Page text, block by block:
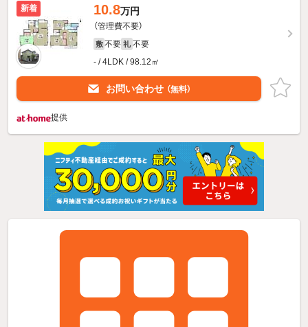
新着 10.8万円
（管理費不要）
敷 不要 礼 不要
- / 4LDK / 98.12㎡
お問い合わせ （無料）
提供